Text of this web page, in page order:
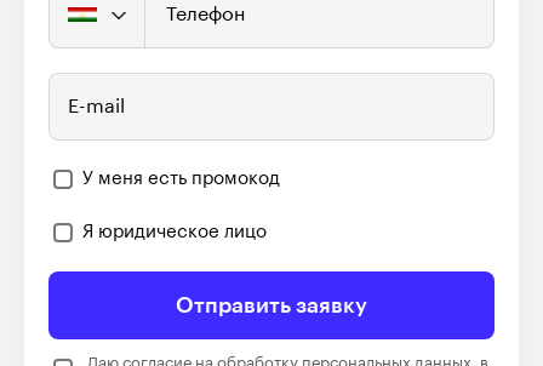
Телефон
E-mail
У меня есть промокод
Я юридическое лицо
Отправить заявку
Даю согласие на обработку персональных данных, в